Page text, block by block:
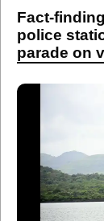
Fact-
police
parade on